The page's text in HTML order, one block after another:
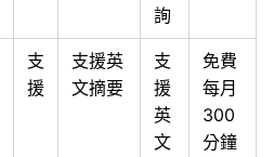
詢
支
援
支援英
文摘要
支
援
英
文
免費
每月
300
分鐘